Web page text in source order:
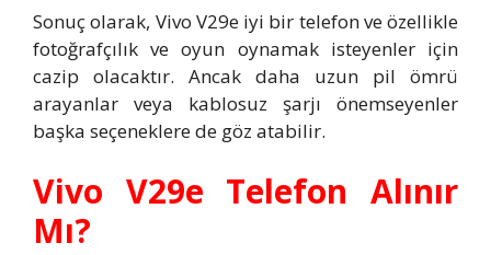
Sonuç olarak, Vivo V29e iyi bir telefon ve özellikle
fotoğrafçılık ve oyun oynamak isteyenler için
cazip olacaktır. Ancak daha uzun pil ömrü
arayanlar veya kablosuz şarjı önemseyenler
başka seçeneklere de göz atabilir.
Vivo V29e Telefon Alınır
Mı?